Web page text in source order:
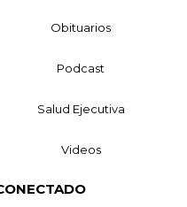
Obituarios
Podcast
Salud Ejecutiva
Videos